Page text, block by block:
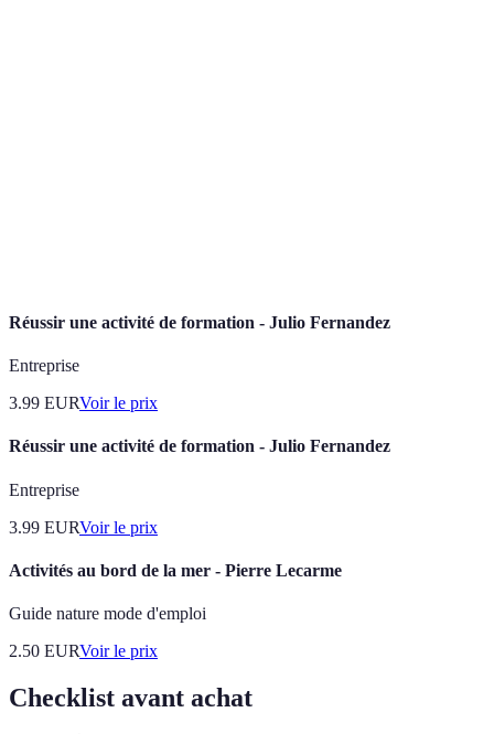
Réussir une activité de formation - Julio Fernandez
Entreprise
3.99 EURVoir le prix
Réussir une activité de formation - Julio Fernandez
Entreprise
3.99 EURVoir le prix
Activités au bord de la mer - Pierre Lecarme
Guide nature mode d'emploi
2.50 EURVoir le prix
Checklist avant achat